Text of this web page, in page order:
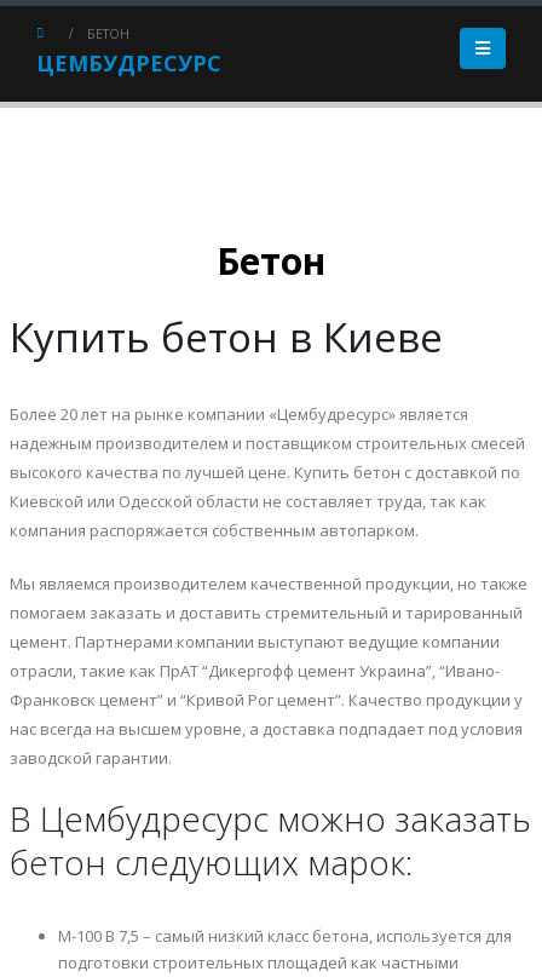
ЦЕМБУДРЕСУРС
БЕТОН
Бетон
Купить бетон в Киеве
Более 20 лет на рынке компании «Цембудресурс» является
надежным производителем и поставщиком строительных смесей
высокого качества по лучшей цене. Купить бетон с доставкой по
Киевской или Одесской области не составляет труда, так как
компания распоряжается собственным автопарком.
Мы являемся производителем качественной продукции, но также
помогаем заказать и доставить стремительный и тарированный
цемент. Партнерами компании выступают ведущие компании
отрасли, такие как ПрАТ “Дикергофф цемент Украина”, “Ивано-
Франковск цемент” и “Кривой Рог цемент”. Качество продукции у
нас всегда на высшем уровне, а доставка подпадает под условия
заводской гарантии.
В Цембудресурс можно заказать
бетон следующих марок:
М-100 В 7,5 – самый низкий класс бетона, используется для
подготовки строительных площадей как частными